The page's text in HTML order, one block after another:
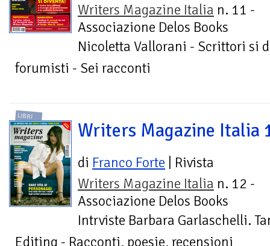
Writers Magazine Italia n. 11 -
Associazione Delos Books
Nicoletta Vallorani - Scrittori si
forumisti - Sei racconti
LIBRI
Writers Magazine Italia
di Franco Forte | Rivista
Writers Magazine Italia n. 12 -
Associazione Delos Books
Intrviste Barbara Garlaschelli.
Editing - Racconti, poesie, recensioni